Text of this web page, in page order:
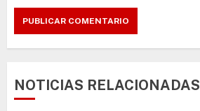
NOTICIAS RELACIONADAS